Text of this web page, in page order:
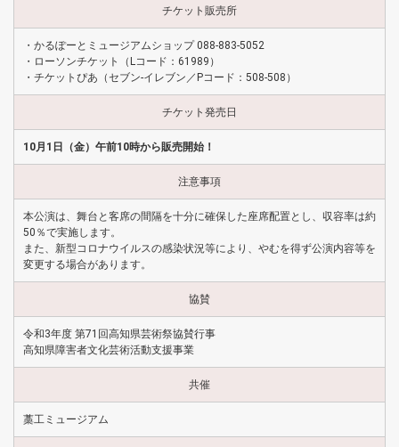
チケット販売所
・かるぽーとミュージアムショップ 088-883-5052
・ローソンチケット（Lコード：61989）
・チケットぴあ（セブン-イレブン／Pコード：508-508）
チケット発売日
10月1日（金）午前10時から販売開始！
注意事項
本公演は、舞台と客席の間隔を十分に確保した座席配置とし、収容率は約
50％で実施します。
また、新型コロナウイルスの感染状況等により、やむを得ず公演内容等を
変更する場合があります。
協賛
令和3年度 第71回高知県芸術祭協賛行事
高知県障害者文化芸術活動支援事業
共催
藁工ミュージアム